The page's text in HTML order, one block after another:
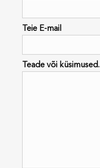
Teie E-mail
Teade või küsimused.